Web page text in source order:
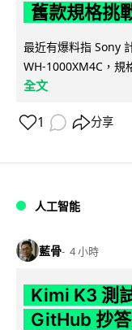
舊款規格挑
最近有爆料指 Sony
WH-1000XM4C，規
全文
1 分享
人工智能
藍骨 4 小時
Kimi K3 測
GitHub 抄